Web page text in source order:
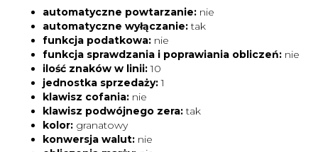
automatyczne powtarzanie: nie
automatyczne wyłączanie:tak
funkcja podatkowa: nie
funkcja sprawdzania i poprawiania obliczeń: nie
ilość znaków w linii:10
jednostka sprzedaży:1
klawisz cofania: nie
klawisz podwójnego zera:tak
kolor: granatowy
konwersja walut: nie